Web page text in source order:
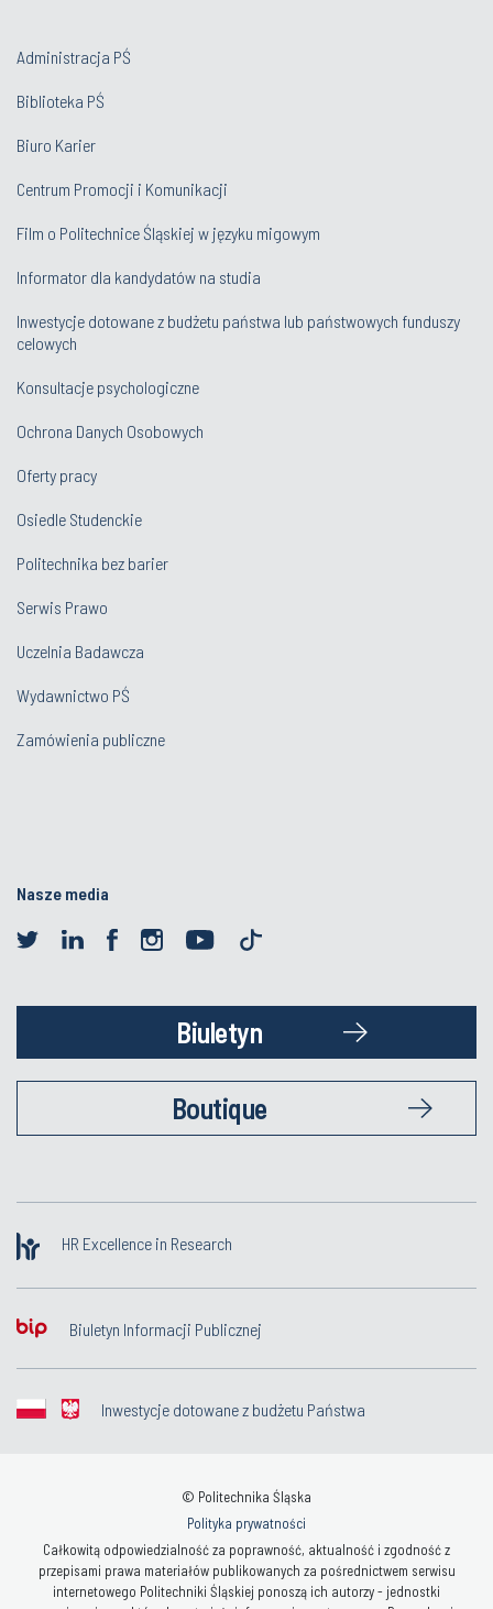
Administracja PŚ
Biblioteka PŚ
Biuro Karier
Centrum Promocji i Komunikacji
Film o Politechnice Śląskiej w języku migowym
Informator dla kandydatów na studia
Inwestycje dotowane z budżetu państwa lub państwowych funduszy
celowych
Konsultacje psychologiczne
Ochrona Danych Osobowych
Oferty pracy
Osiedle Studenckie
Politechnika bez barier
Serwis Prawo
Uczelnia Badawcza
Wydawnictwo PŚ
Zamówienia publiczne
Nasze media
Biuletyn
Boutique
HR Excellence in Research
Biuletyn Informacji Publicznej
Inwestycje dotowane z budżetu Państwa
© Politechnika Śląska
Polityka prywatności
Całkowitą odpowiedzialność za poprawność, aktualność i zgodność z
przepisami prawa materiałów publikowanych za pośrednictwem serwisu
internetowego Politechniki Śląskiej ponoszą ich autorzy - jednostki